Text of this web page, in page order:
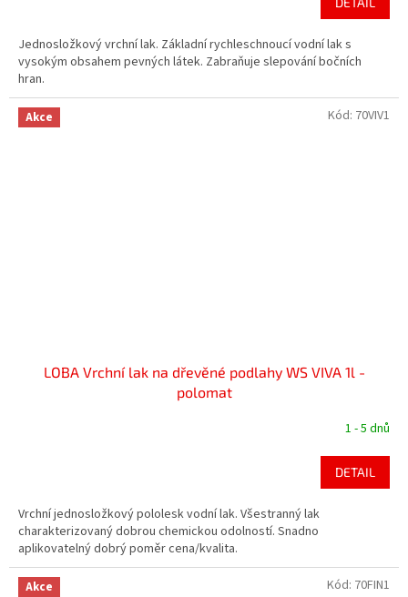
Jednosložkový vrchní lak. Základní rychleschnoucí vodní lak s
vysokým obsahem pevných látek. Zabraňuje slepování bočních
hran.
Akce
LOBA Vrchní lak na dřevěné podlahy WS VIVA 1l -
polomat
1 - 5 dnů
DETAIL
Vrchní jednosložkový pololesk vodní lak. Všestranný lak
charakterizovaný dobrou chemickou odolností. Snadno
aplikovatelný dobrý poměr cena/kvalita.
Kód: 70VIV1
Akce Kód: 70FIN1